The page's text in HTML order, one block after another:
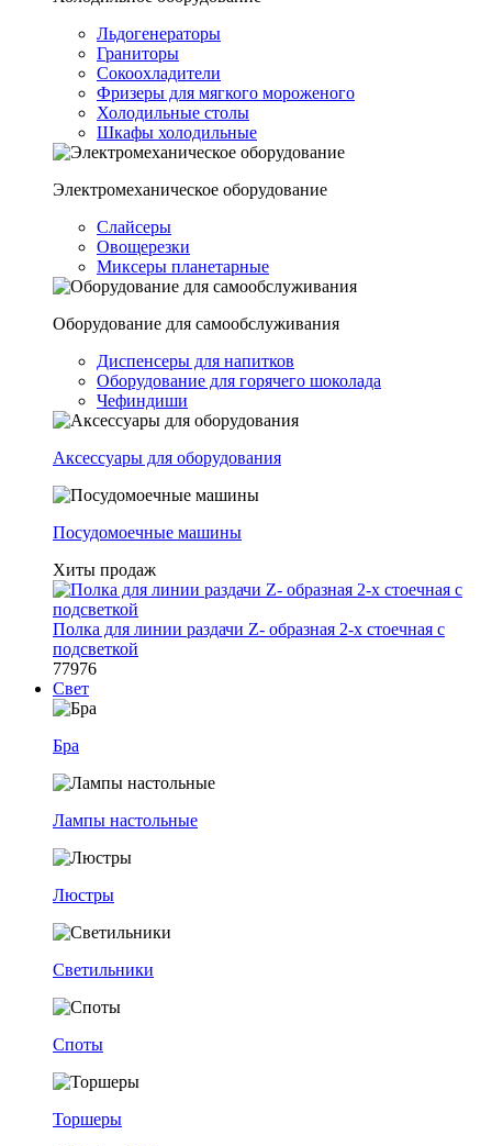
Льдогенераторы
Граниторы
Сокоохладители
Фризеры для мягкого мороженого
Холодильные столы
Шкафы холодильные
Электромеханическое оборудование
Слайсеры
Овощерезки
Миксеры планетарные
Оборудование для самообслуживания
Диспенсеры для напитков
Оборудование для горячего шоколада
Чефиндиши
Аксессуары для оборудования
Посудомоечные машины
Хиты продаж
Полка для линии раздачи Z- образная 2-х стоечная с
подсветкой
77976
Свет
Бра
Лампы настольные
Люстры
Светильники
Споты
Торшеры